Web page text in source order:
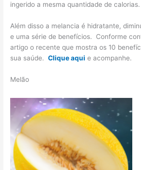
ingerido a mesma quantidade de calorias.
Além disso a melancia é hidratante,
e uma série de benefícios. Conforme
artigo o recente que mostra os 10
sua saúde.Clique aqui e acompanhe.
Melão